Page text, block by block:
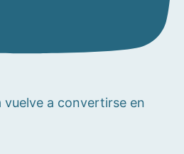
vuelve a convertirse en